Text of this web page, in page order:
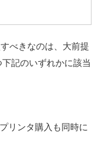
べきなのは、大前提
記のいずれかに該当
リンタ購入も同時に